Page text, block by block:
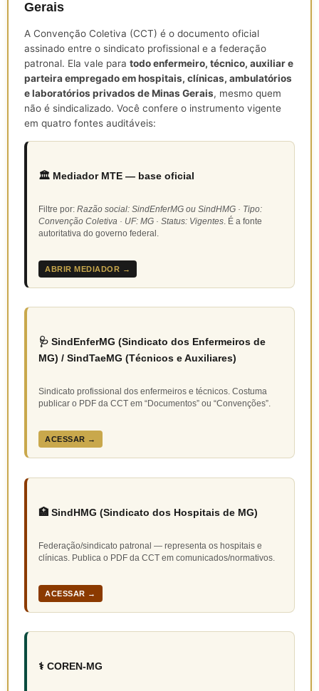
Gerais
A Convenção Coletiva (CCT) é o documento oficial
assinado entre o sindicato profissional e a federação
patronal. Ela vale para todo enfermeiro, técnico, auxiliar e
parteira empregado em hospitais, clínicas, ambulatórios
e laboratórios privados de Minas Gerais, mesmo quem
não é sindicalizado. Você confere o instrumento vigente
em quatro fontes auditáveis:
🏛️ Mediador MTE — base oficial
Filtre por: Razão social: SindEnferMG ou SindHMG · Tipo:
Convenção Coletiva · UF: MG · Status: Vigentes. É a fonte
autoritativa do governo federal.
ABRIR MEDIADOR →
🩺 SindEnferMG (Sindicato dos Enfermeiros de
MG) / SindTaeMG (Técnicos e Auxiliares)
Sindicato profissional dos enfermeiros e técnicos. Costuma
publicar o PDF da CCT em “Documentos” ou “Convenções”.
ACESSAR →
🏥 SindHMG (Sindicato dos Hospitais de MG)
Federação/sindicato patronal — representa os hospitais e
clínicas. Publica o PDF da CCT em comunicados/normativos.
ACESSAR →
⚕️ COREN-MG